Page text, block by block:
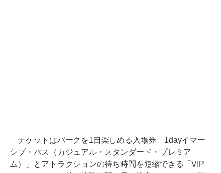
チケットはパークを1日楽しめる入場券「1dayイマー
シブ・パス（カジュアル・スタンダード・プレミア
ム）」とアトラクションの待ち時間を短縮できる「VIP